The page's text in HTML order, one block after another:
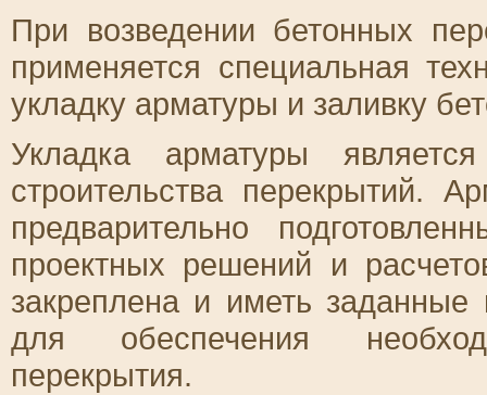
При возведении бетонных
применяется специальная
укладку арматуры и заливку
Укладка арматуры
строительства перекрытий.
предварительно
проектных решений и
закреплена и иметь заданные
для обеспечения
перекрытия.